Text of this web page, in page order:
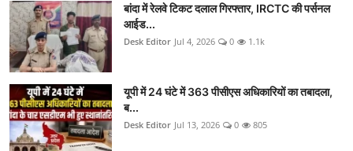
बांदा में रेलवे टिकट दलाल गिरफ्तार, IRCTC की पर्सनल
आईड...
Desk Editor Jul 4, 2026 0 1.1k
यूपी में 24 घंटे में 363 पीसीएस अधिकारियों का तबादला,
ब...
Desk Editor Jul 13, 2026 0 805